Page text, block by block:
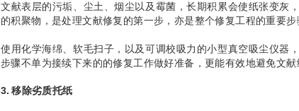
文献表层的污垢、尘土、烟尘以及霉菌，长期积累会使纸张变灰
的积聚物，是处理文献修复的第一步，亦是整个修复工程的重要步
使用化学海绵、软毛扫子，以及可调校吸力的小型真空吸尘仪器
步骤不单为接续下来的的修复工作做好准备，更能有效地避免文
3. 移除劣质托纸